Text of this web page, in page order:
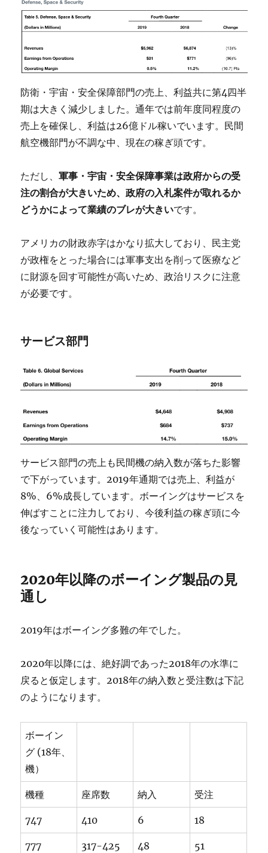
防衛・宇宙・安全保障部門の売上、利益共に第4四半
期は大きく減少しました。通年では前年度同程度の
売上を確保し、利益は26億ドル稼いでいます。民間
航空機部門が不調な中、現在の稼ぎ頭です。
ただし、軍事・宇宙・安全保障事業は政府からの受
注の割合が大きいため、政府の入札案件が取れるか
どうかによって業績のブレが大きいです。
アメリカの財政赤字はかなり拡大しており、民主党
が政権をとった場合には軍事支出を削って医療など
に財源を回す可能性が高いため、政治リスクに注意
が必要です。
サービス部門
サービス部門の売上も民間機の納入数が落ちた影響
で下がっています。2019年通期では売上、利益が
8%、6%成長しています。ボーイングはサービスを
伸ばすことに注力しており、今後利益の稼ぎ頭に今
後なっていく可能性はあります。
2020年以降のボーイング製品の見
通し
2019年はボーイング多難の年でした。
2020年以降には、絶好調であった2018年の水準に
戻ると仮定します。2018年の納入数と受注数は下記
のようになります。
ボーイン
グ (18年、
機）
機種 座席数 納入 受注
747 410 6 18
777 317-425 48 51